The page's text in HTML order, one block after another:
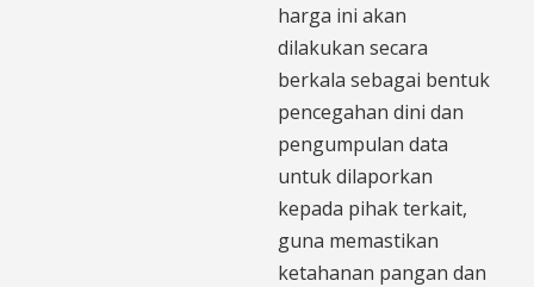
harga ini akan
dilakukan secara
berkala sebagai bentuk
pencegahan dini dan
pengumpulan data
untuk dilaporkan
kepada pihak terkait,
guna memastikan
ketahanan pangan dan